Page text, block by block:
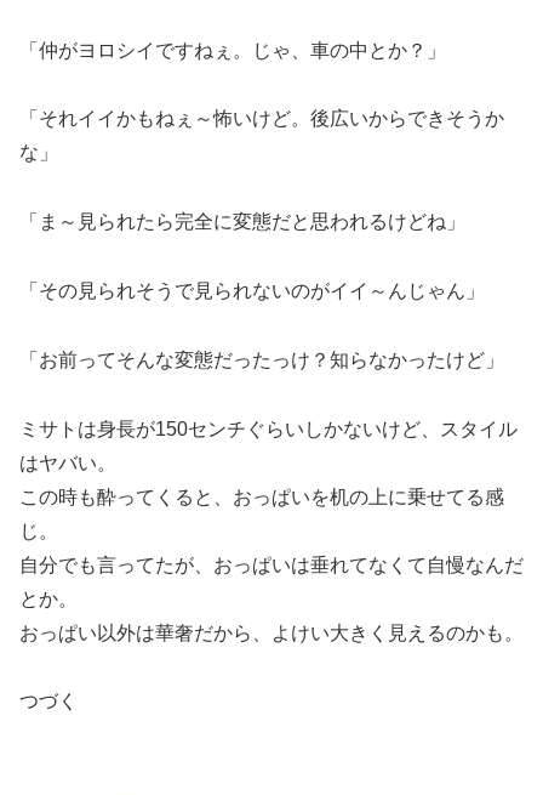
「仲がヨロシイですねぇ。じゃ、車の中とか？」
「それイイかもねぇ～怖いけど。後広いからできそうか
な」
「ま～見られたら完全に変態だと思われるけどね」
「その見られそうで見られないのがイイ～んじゃん」
「お前ってそんな変態だったっけ？知らなかったけど」
ミサトは身長が150センチぐらいしかないけど、スタイル
はヤバい。
この時も酔ってくると、おっぱいを机の上に乗せてる感
じ。
自分でも言ってたが、おっぱいは垂れてなくて自慢なんだ
とか。
おっぱい以外は華奢だから、よけい大きく見えるのかも。
つづく